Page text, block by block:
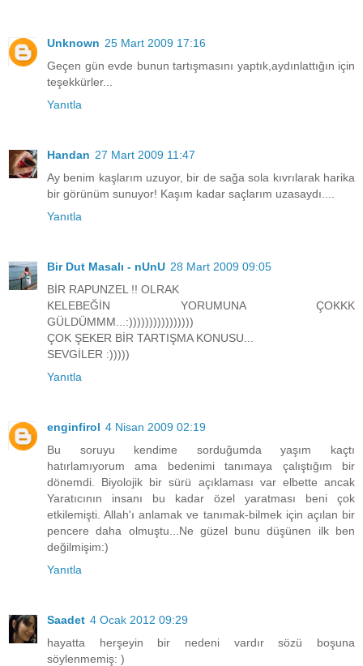
Unknown 25 Mart 2009 17:16
Geçen gün evde bunun tartışmasını yaptık,aydınlattığın için
teşekkürler...
Yanıtla
Handan 27 Mart 2009 11:47
Ay benim kaşlarım uzuyor, bir de sağa sola kıvrılarak harika
bir görünüm sunuyor! Kaşım kadar saçlarım uzasaydı....
Yanıtla
Bir Dut Masalı - nUnU 28 Mart 2009 09:05
BİR RAPUNZEL !! OLRAK
KELEBEĞİN YORUMUNA ÇOKKK
GÜLDÜMMM...:))))))))))))))))
ÇOK ŞEKER BİR TARTIŞMA KONUSU...
SEVGİLER :)))))
Yanıtla
enginfirol 4 Nisan 2009 02:19
Bu soruyu kendime sorduğumda yaşım kaçtı
hatırlamıyorum ama bedenimi tanımaya çalıştığım bir
dönemdi. Biyolojik bir sürü açıklaması var elbette ancak
Yaratıcının insanı bu kadar özel yaratması beni çok
etkilemişti. Allah'ı anlamak ve tanımak-bilmek için açılan bir
pencere daha olmuştu...Ne güzel bunu düşünen ilk ben
değilmişim:)
Yanıtla
Saadet 4 Ocak 2012 09:29
hayatta herşeyin bir nedeni vardır sözü boşuna
söylenmemiş: )